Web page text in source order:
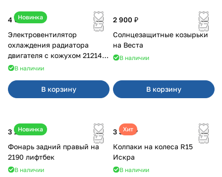
Новинка
4 600 ₽
Электровентилятор
охлаждения радиатора
двигателя с кожухом 21214
2121-21213 ВАЛЕЕ 95
В наличии
В корзину
2 900 ₽
Солнцезащитные козырьки
на Веста
В наличии
В корзину
Новинка
3 100 ₽
Фонарь задний правый на
2190 лифтбек
В наличии
Хит
3 380 ₽
Колпаки на колеса R15
Искра
В наличии